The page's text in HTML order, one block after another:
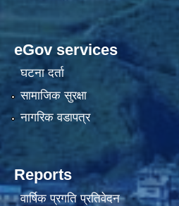
eGov services
घटना दर्ता
सामाजिक सुरक्षा
नागरिक वडापत्र
Reports
वार्षिक प्रगति प्रतिवेदन